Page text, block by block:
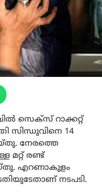
സെക്സ് റാക്കറ്റ്
സിന്ധുവിനെ 14
നേരത്തെ
മറ്റ് രണ്ട്
എറണാകുളം
നടപടി.